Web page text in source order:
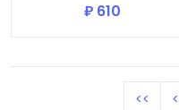
₽ 610
<< <